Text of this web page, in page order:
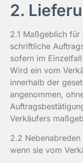
2.
2.1 Maßgeblich
schriftliche
sofern im
Wird ein vom
innerhalb der
angenommen,
Verkäufers
2.2
wenn sie vom